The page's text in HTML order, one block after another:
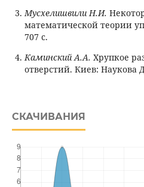
Мусхелишвили Н.И.
математической теории
707 с.
Каминский А.А. Хрупкое
отверстий. Киев: Наукова
СКАЧИВАНИЯ